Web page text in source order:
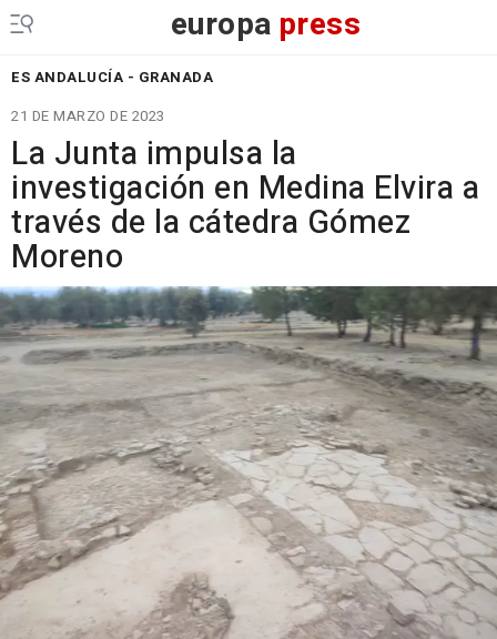
europa press
ES ANDALUCÍA - GRANADA
21 DE MARZO DE 2023
La Junta impulsa la
investigación en Medina Elvira a
través de la cátedra Gómez
Moreno